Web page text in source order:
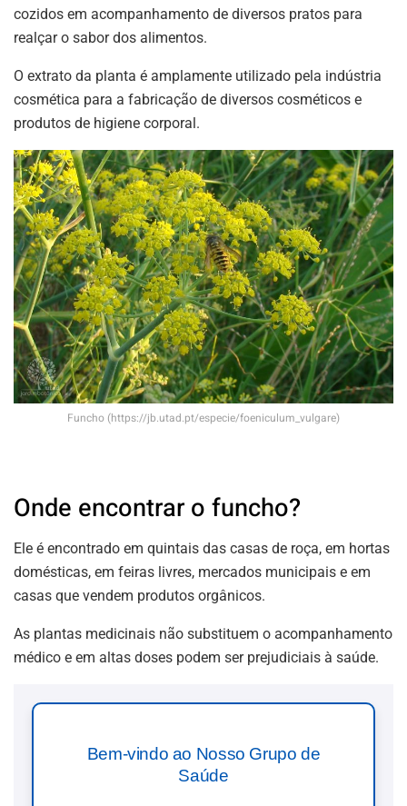
cozidos em acompanhamento de diversos pratos para
realçar o sabor dos alimentos.
O extrato da planta é amplamente utilizado pela indústria
cosmética para a fabricação de diversos cosméticos e
produtos de higiene corporal.
Funcho (https://jb.utad.pt/especie/foeniculum_vulgare)
Onde encontrar o funcho?
Ele é encontrado em quintais das casas de roça, em hortas
domésticas, em feiras livres, mercados municipais e em
casas que vendem produtos orgânicos.
As plantas medicinais não substituem o acompanhamento
médico e em altas doses podem ser prejudiciais à saúde.
Bem-vindo ao Nosso Grupo de
Saúde